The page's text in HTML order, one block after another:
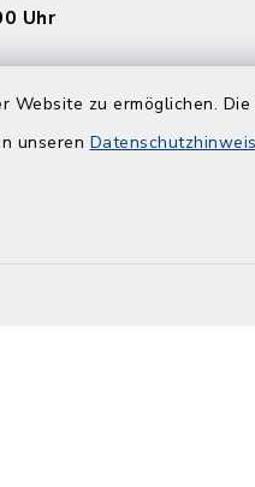
zu ermöglichen.
unseren
Uhr